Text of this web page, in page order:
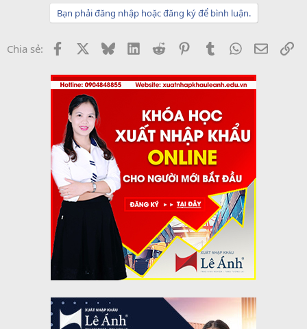
Bạn phải đăng nhập hoặc đăng ký để bình luận.
Chia sẻ: Facebook BlueskyLinkedInReddit PinterestTumblrWhatsApp
Email